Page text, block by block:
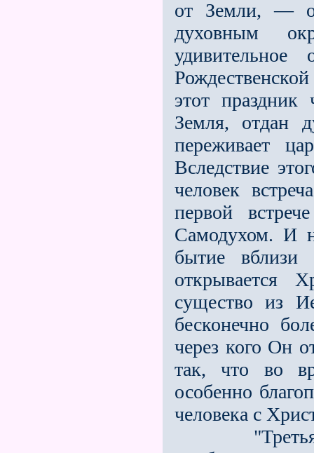
от Земли, —
духовным
этот праздник
Земля, отдан
переживает
Вследствие
человек
первой
Самодухом. И
бытие
открывается
существо из
бесконечно
через кого Он
так, что во
особенно
человека с
"Третья